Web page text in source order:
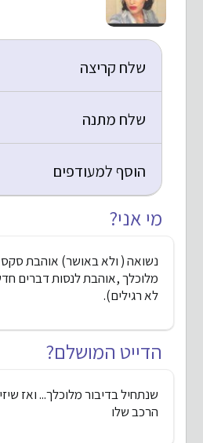
שלח קריצה
שלח מתנה
הוסף למעודפים
מי אני?
נשואה ( ולא באושר) אוהבת סקס
מלוכלך ,אוהבת לנסות דברים
לא רגילים).
הדייט המושלם?
שנתחיל בדיבור מלוכלך... ואז
הרכב שלו